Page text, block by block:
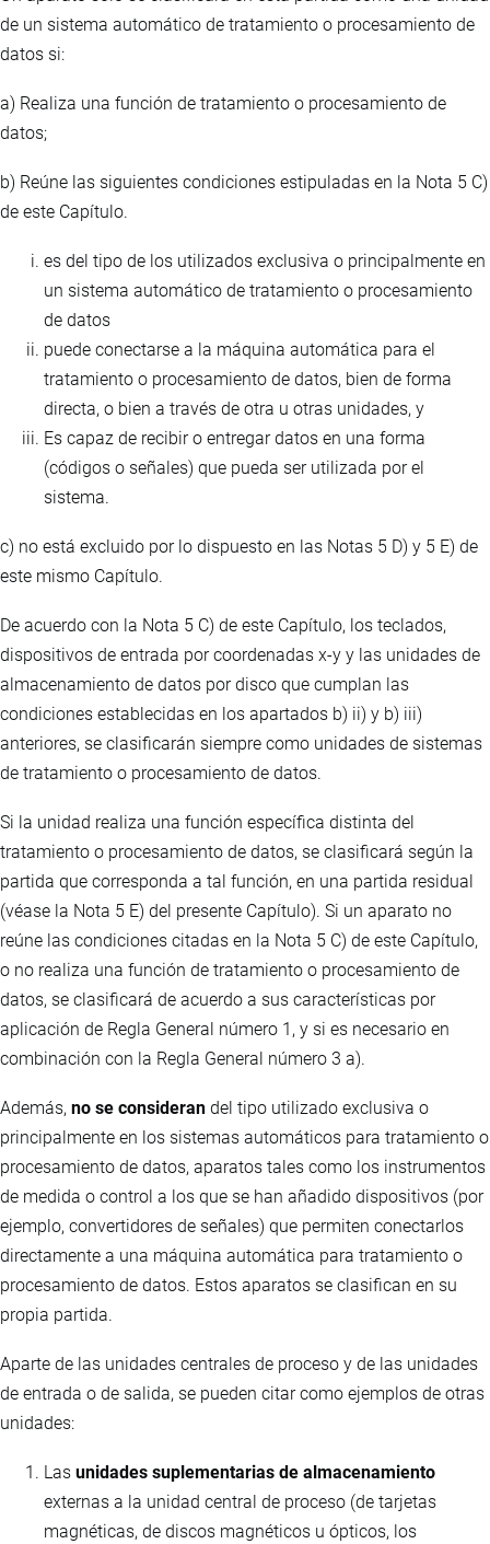
de un sistema automático de tratamiento o procesamiento de
datos si:
a) Realiza una función de tratamiento o procesamiento de
datos;
b) Reúne las siguientes condiciones estipuladas en la Nota 5 C)
de este Capítulo.
es del tipo de los utilizados exclusiva o principalmente en
un sistema automático de tratamiento o procesamiento
de datos
puede conectarse a la máquina automática para el
tratamiento o procesamiento de datos, bien de forma
directa, o bien a través de otra u otras unidades, y
Es capaz de recibir o entregar datos en una forma
(códigos o señales) que pueda ser utilizada por el
sistema.
c) no está excluido por lo dispuesto en las Notas 5 D) y 5 E) de
este mismo Capítulo.
De acuerdo con la Nota 5 C) de este Capítulo, los teclados,
dispositivos de entrada por coordenadas x-y y las unidades de
almacenamiento de datos por disco que cumplan las
condiciones establecidas en los apartados b) ii) y b) iii)
anteriores, se clasificarán siempre como unidades de sistemas
de tratamiento o procesamiento de datos.
Si la unidad realiza una función específica distinta del
tratamiento o procesamiento de datos, se clasificará según la
partida que corresponda a tal función, en una partida residual
(véase la Nota 5 E) del presente Capítulo). Si un aparato no
reúne las condiciones citadas en la Nota 5 C) de este Capítulo,
o no realiza una función de tratamiento o procesamiento de
datos, se clasificará de acuerdo a sus características por
aplicación de Regla General número 1, y si es necesario en
combinación con la Regla General número 3 a).
Además, no se consideran del tipo utilizado exclusiva o
principalmente en los sistemas automáticos para tratamiento o
procesamiento de datos, aparatos tales como los instrumentos
de medida o control a los que se han añadido dispositivos (por
ejemplo, convertidores de señales) que permiten conectarlos
directamente a una máquina automática para tratamiento o
procesamiento de datos. Estos aparatos se clasifican en su
propia partida.
Aparte de las unidades centrales de proceso y de las unidades
de entrada o de salida, se pueden citar como ejemplos de otras
unidades:
Las unidades suplementarias de almacenamiento
externas a la unidad central de proceso (de tarjetas
magnéticas, de discos magnéticos u ópticos, los